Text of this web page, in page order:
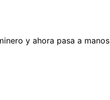
y ahora pasa a manos